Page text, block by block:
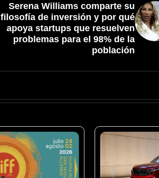
Serena Williams comparte su
filosofía de inversión y por qué
apoya startups que resuelven
problemas para el 98% de la
población